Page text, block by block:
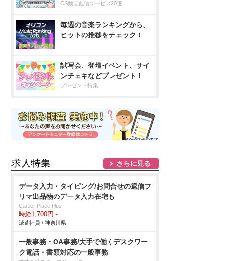
CS動画配信サービス20選
毎週の音楽ランキングから、
ヒットの推移をチェック！
試写会、登壇イベント、サイ
ンチェキなどプレゼント！
プレゼント特集
求人特集 さらに見る
データ入力・タイピング/お問合せの返信フ
リマ出品物のデータ入力在宅も
Career Place Plus
時給1,700円～
派遣社員 / 神奈川県
一般事務・OA事務/大手で働くデスクワー
ク電話・書類対応の一般事務